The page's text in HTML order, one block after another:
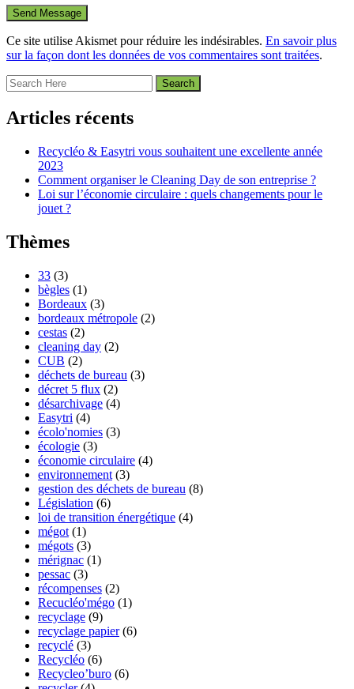
Ce site utilise Akismet pour réduire les indésirables. En savoir plus
sur la façon dont les données de vos commentaires sont traitées.
Articles récents
Recycléo & Easytri vous souhaitent une excellente année
2023
Comment organiser le Cleaning Day de son entreprise ?
Loi sur l’économie circulaire : quels changements pour le
jouet ?
Thèmes
33 (3)
bègles (1)
Bordeaux (3)
bordeaux métropole (2)
cestas (2)
cleaning day (2)
CUB (2)
déchets de bureau (3)
décret 5 flux (2)
désarchivage (4)
Easytri (4)
écolo'nomies (3)
écologie (3)
économie circulaire (4)
environnement (3)
gestion des déchets de bureau (8)
Législation (6)
loi de transition énergétique (4)
mégot (1)
mégots (3)
mérignac (1)
pessac (3)
récompenses (2)
Recucléo'mégo (1)
recyclage (9)
recyclage papier(6)
recyclé (3)
Recycléo (6)
Recycleo’buro (6)